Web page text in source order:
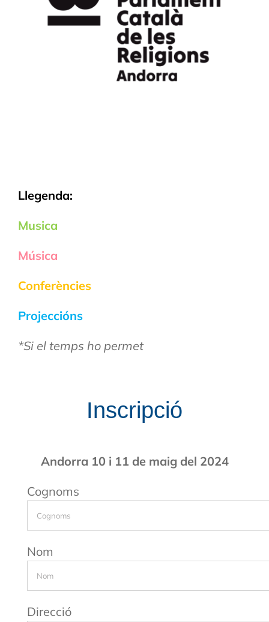
Llegenda:
Musica
Música
Conferències
Projeccións
*Si el temps ho permet
Inscripció
Andorra 10 i 11 de maig del 2024
Cognoms
Nom
Direcció